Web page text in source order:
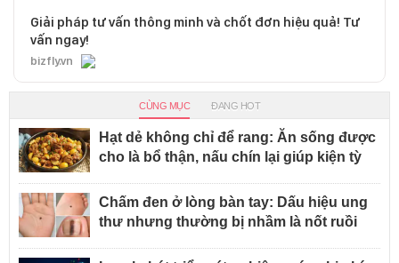
Giải pháp tư vấn thông minh và chốt đơn hiệu quả! Tư
vấn ngay!
bizfly.vn
CÙNG MỤC ĐANG HOT
Hạt dẻ không chỉ để rang: Ăn sống được
cho là bổ thận, nấu chín lại giúp kiện tỳ
Chấm đen ở lòng bàn tay: Dấu hiệu ung
thư nhưng thường bị nhầm là nốt ruồi